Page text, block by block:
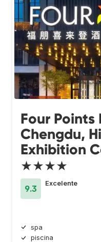
Four Points
Chengdu,
Exhibition
★★★★
9.3
Excelente
spa
piscina